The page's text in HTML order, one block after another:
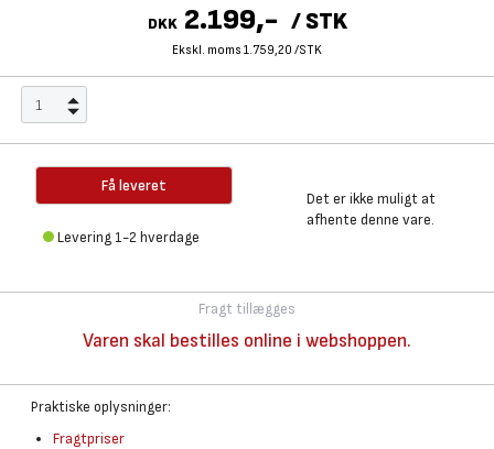
DKK 2.199,- / STK
Ekskl. moms 1.759,20 /STK
Få leveret
Levering 1-2 hverdage
Det er ikke muligt at
afhente denne vare.
Fragt tillægges
Varen skal bestilles online i webshoppen.
Praktiske oplysninger:
Fragtpriser